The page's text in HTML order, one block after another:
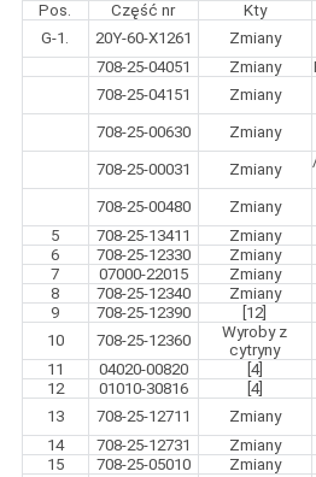
Pos. Część nr Kty
G-1.
20Y-60-X1261 Zmiany
708-25-04051
Zmiany
708-25-04151
Zmiany
708-25-00630
Zmiany
708-25-00031
Zmiany
708-25-00480
Zmiany
5
708-25-13411 Zmiany
6
708-25-12330 Zmiany
7
07000-22015 Zmiany
8
708-25-12340 Zmiany
9
708-25-12390 [12]
10
708-25-12360
Wyroby z
cytryny
11
04020-00820 [4]
12
01010-30816 [4]
13
708-25-12711 Zmiany
14
708-25-12731 Zmiany
15
708-25-05010 Zmiany